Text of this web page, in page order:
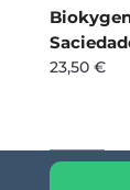
23,50 €